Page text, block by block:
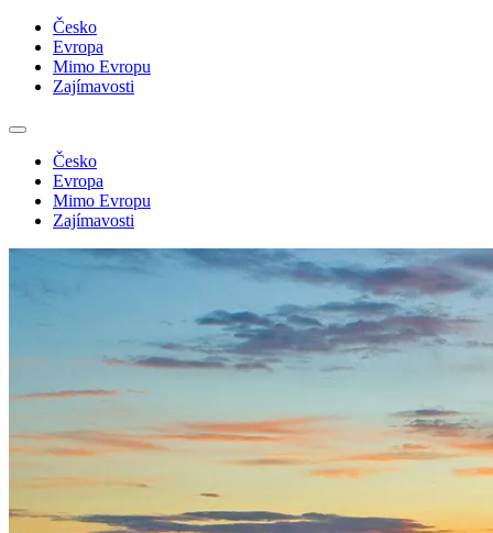
Česko
Evropa
Mimo Evropu
Zajímavosti
Česko
Evropa
Mimo Evropu
Zajímavosti